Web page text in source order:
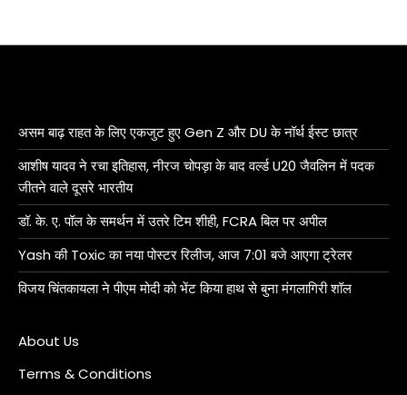
असम बाढ़ राहत के लिए एकजुट हुए Gen Z और DU के नॉर्थ ईस्ट छात्र
आशीष यादव ने रचा इतिहास, नीरज चोपड़ा के बाद वर्ल्ड U20 जैवलिन में पदक
जीतने वाले दूसरे भारतीय
डॉ. के. ए. पॉल के समर्थन में उतरे टिम शीही, FCRA बिल पर अपील
Yash की Toxic का नया पोस्टर रिलीज, आज 7:01 बजे आएगा ट्रेलर
विजय चिंतकायला ने पीएम मोदी को भेंट किया हाथ से बुना मंगलागिरी शॉल
About Us
Terms & Conditions